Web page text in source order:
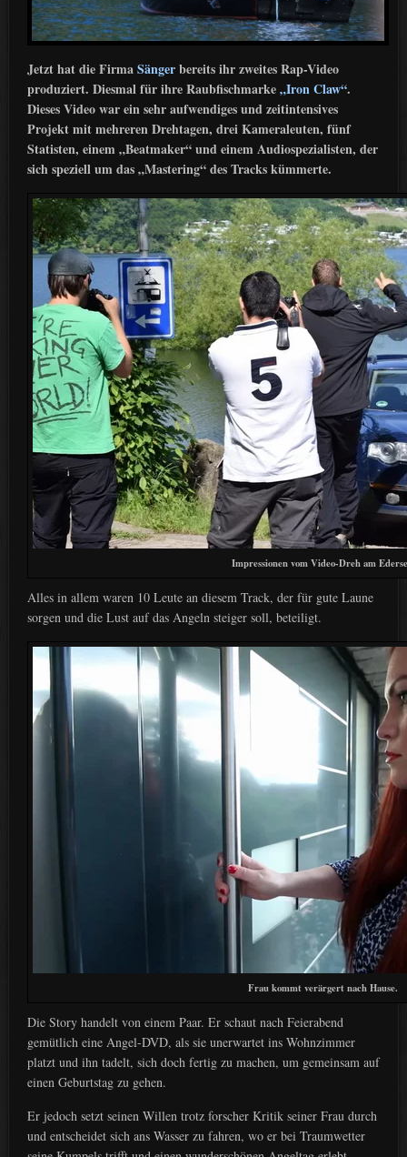
Jetzt hat die FirmaSängerbereits ihr zweites Rap-Video
produziert. Diesmal für ihre Raubfischmarke„Iron Claw“.
Dieses Video war ein sehr aufwendiges und zeitintensives
Projekt mit mehreren Drehtagen, drei Kameraleuten, fünf
Statisten, einem „Beatmaker“ und einem Audiospezialisten, der
sich speziell um das „Mastering“ des Tracks kümmerte.
Impressionen vom Video-Dreh am
Alles in allem waren 10 Leute an diesem Track, der für gute Laune
sorgen und die Lust auf das Angeln steiger soll, beteiligt.
Frau kommt verärgert nach Hause.
Die Story handelt von einem Paar. Er schaut nach Feierabend
gemütlich eine Angel-DVD, als sie unerwartet ins Wohnzimmer
platzt und ihn tadelt, sich doch fertig zu machen, um gemeinsam auf
einen Geburtstag zu gehen.
Er jedoch setzt seinen Willen trotz forscher Kritik seiner Frau durch
und entscheidet sich ans Wasser zu fahren, wo er bei Traumwetter